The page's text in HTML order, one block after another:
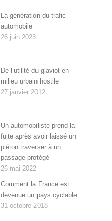
La génération du trafic
automobile
26 juin 2023
De l’utilité du glaviot en
milieu urbain hostile
27 janvier 2012
Un automobiliste prend la
fuite après avoir laissé un
piéton traverser à un
passage protégé
26 mai 2022
Comment la France est
devenue un pays cyclable
31 octobre 2018